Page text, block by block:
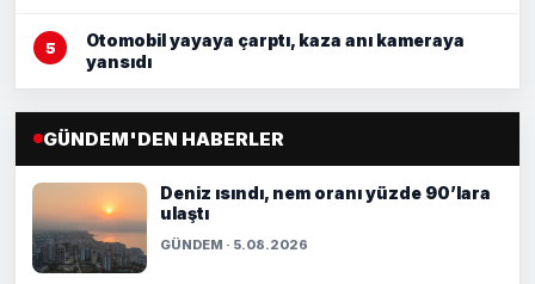
Otomobil yayaya çarptı, kaza anı kameraya
yansıdı
GÜNDEM'DEN HABERLER
Deniz ısındı, nem oranı yüzde 90’lara
ulaştı
GÜNDEM · 5.08.2026